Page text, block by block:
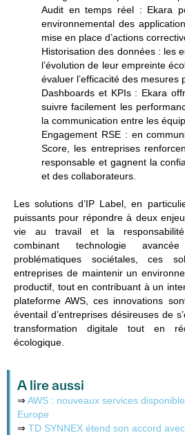
Audit en temps réel : Ekara
environnemental des
mise en place d’actions
Historisation des données : les
l’évolution de leur empreinte
évaluer l’efficacité des mesures
Dashboards et KPIs : Ekara
suivre facilement les
la communication entre les
Engagement RSE : en
Score , les entreprises
responsable et gagnent la
et des collaborateurs.
Les solutions d’IP Label, en
puissants pour répondre à deux
vie au travail et la responsabilité
combinant technologie
problématiques sociétales, ces
entreprises de maintenir un
productif, tout en contribuant à un
plateforme AWS, ces innovations
éventail d’entreprises désireuses de
transformation digitale tout en
écologique.
A lire aussi
⇒ AWS : nouveaux services
Europe
⇒ TD SYNNEX étend son accord